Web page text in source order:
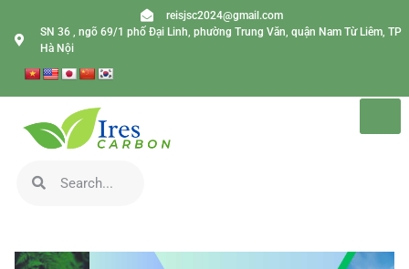
reisjsc2024@gmail.com
SN 36 , ngõ 69/1 phố Đại Linh, phường Trung Văn, quận Nam Từ Liêm, TP
Hà Nội